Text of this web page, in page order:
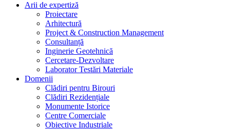
Arii de expertiză
Proiectare
Arhitectură
Project & Construction Management
Consultanță
Inginerie Geotehnică
Cercetare-Dezvoltare
Laborator Testări Materiale
Domenii
Clădiri pentru Birouri
Clădiri Rezidențiale
Monumente Istorice
Centre Comerciale
Obiective Industriale